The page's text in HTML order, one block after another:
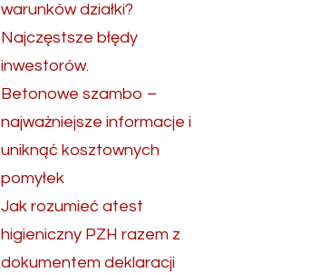
warunków działki?
Najczęstsze błędy
inwestorów.
Betonowe szambo –
najważniejsze informacje i
uniknąć kosztownych
pomyłek
Jak rozumieć atest
higieniczny PZH razem z
dokumentem deklaracji